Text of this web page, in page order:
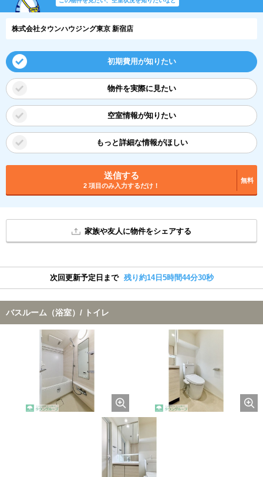
株式会社タウンハウジング東京 新宿店
初期費用が知りたい
物件を実際に見たい
空室情報が知りたい
もっと詳細な情報がほしい
送信する
2 項目のみ入力するだけ！
無料
家族や友人に物件をシェアする
次回更新予定日まで 残り約14日5時間44分29秒
バスルーム（浴室）/ トイレ